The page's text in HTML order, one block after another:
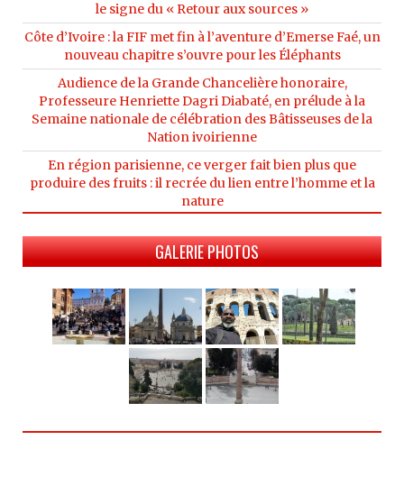
le signe du « Retour aux sources »
Côte d’Ivoire : la FIF met fin à l’aventure d’Emerse Faé, un
nouveau chapitre s’ouvre pour les Éléphants
Audience de la Grande Chancelière honoraire,
Professeure Henriette Dagri Diabaté, en prélude à la
Semaine nationale de célébration des Bâtisseuses de la
Nation ivoirienne
En région parisienne, ce verger fait bien plus que
produire des fruits : il recrée du lien entre l’homme et la
nature
GALERIE PHOTOS